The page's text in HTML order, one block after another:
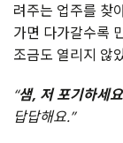
려주는 업주를 찾
가면 다가갈수록
조금도 열리지 않
“샘, 저 포기하세요
답답해요.”